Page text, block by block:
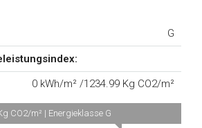
G
0 kWh/m² /1234.99 Kg CO2/m²
CO2/m² | Energieklasse G